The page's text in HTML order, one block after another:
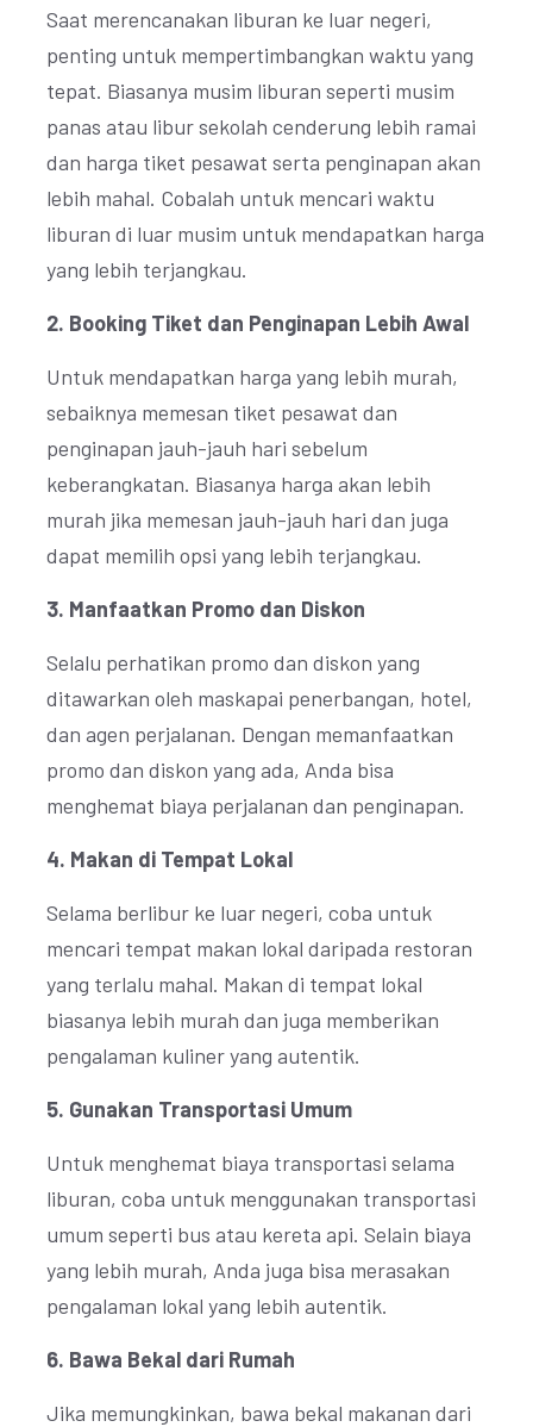
Saat merencanakan liburan ke luar negeri,
penting untuk mempertimbangkan waktu yang
tepat. Biasanya musim liburan seperti musim
panas atau libur sekolah cenderung lebih ramai
dan harga tiket pesawat serta penginapan akan
lebih mahal. Cobalah untuk mencari waktu
liburan di luar musim untuk mendapatkan harga
yang lebih terjangkau.
2. Booking Tiket dan Penginapan Lebih Awal
Untuk mendapatkan harga yang lebih murah,
sebaiknya memesan tiket pesawat dan
penginapan jauh-jauh hari sebelum
keberangkatan. Biasanya harga akan lebih
murah jika memesan jauh-jauh hari dan juga
dapat memilih opsi yang lebih terjangkau.
3. Manfaatkan Promo dan Diskon
Selalu perhatikan promo dan diskon yang
ditawarkan oleh maskapai penerbangan, hotel,
dan agen perjalanan. Dengan memanfaatkan
promo dan diskon yang ada, Anda bisa
menghemat biaya perjalanan dan penginapan.
4. Makan di Tempat Lokal
Selama berlibur ke luar negeri, coba untuk
mencari tempat makan lokal daripada restoran
yang terlalu mahal. Makan di tempat lokal
biasanya lebih murah dan juga memberikan
pengalaman kuliner yang autentik.
5. Gunakan Transportasi Umum
Untuk menghemat biaya transportasi selama
liburan, coba untuk menggunakan transportasi
umum seperti bus atau kereta api. Selain biaya
yang lebih murah, Anda juga bisa merasakan
pengalaman lokal yang lebih autentik.
6. Bawa Bekal dari Rumah
Jika memungkinkan, bawa bekal makanan dari